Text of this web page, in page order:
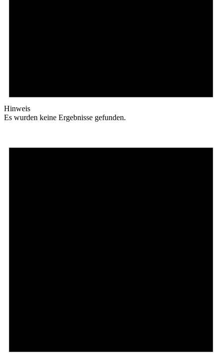
Hinweis
Es wurden keine Ergebnisse gefunden.